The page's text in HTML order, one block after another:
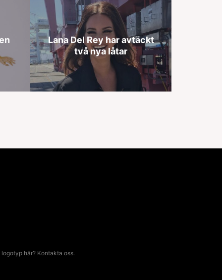
Lana Del Rey har avtäckt
två nya låtar
logotyp här? Kontakta oss.